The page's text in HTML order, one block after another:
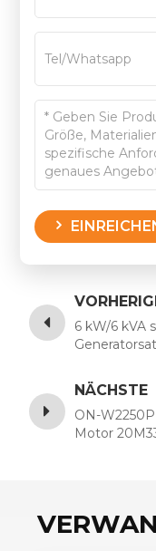
6 kW/6 kVA
NÄCHSTE
ON-
Motor